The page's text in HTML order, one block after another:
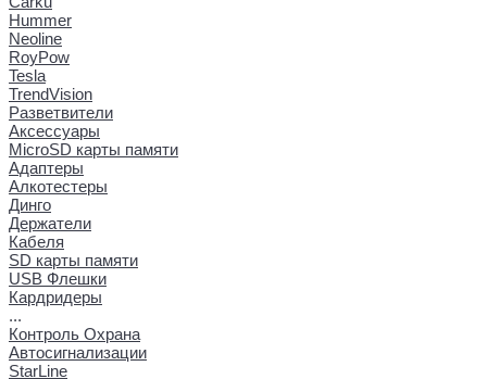
Hummer
Neoline
RoyPow
Tesla
TrendVision
Разветвители
Аксессуары
MicroSD карты памяти
Адаптеры
Алкотестеры
Динго
Держатели
Кабеля
SD карты памяти
USB Флешки
Кардридеры
...
Контроль Охрана
Автосигнализации
StarLine